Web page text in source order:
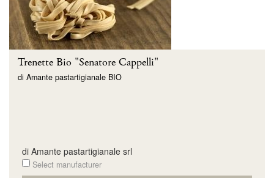
Trenette Bio "Senatore Cappelli"
di Amante pastartigianale BIO
di Amante pastartigianale srl
Select manufacturer